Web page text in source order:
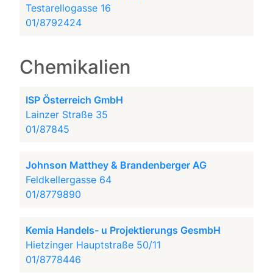
Testarellogasse 16
01/8792424
Chemikalien
ISP Österreich GmbH
Lainzer Straße 35
01/87845
Johnson Matthey & Brandenberger AG
Feldkellergasse 64
01/8779890
Kemia Handels- u Projektierungs GesmbH
Hietzinger Hauptstraße 50/11
01/8778446